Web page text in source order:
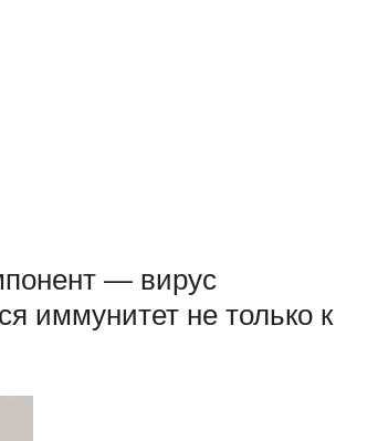
— вирус
иммунитет не только к